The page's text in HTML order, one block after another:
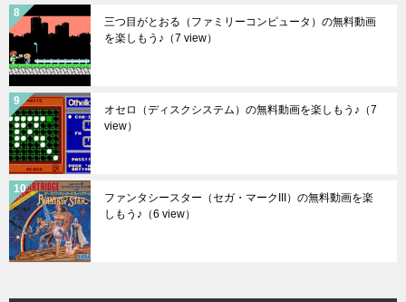
三つ目がとおる（ファミリーコンピュータ）の無料動画
を楽しもう♪ （7 view）
オセロ（ディスクシステム）の無料動画を楽しもう♪ （7
view）
ファンタシースター（セガ・マークIII）の無料動画を楽
しもう♪ （6 view）